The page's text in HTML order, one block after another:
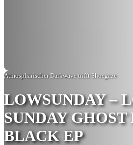
Atmosphärischer Darkwave trifft Shoegaze
LOWSUNDAY –
SUNDAY
BLACK EP